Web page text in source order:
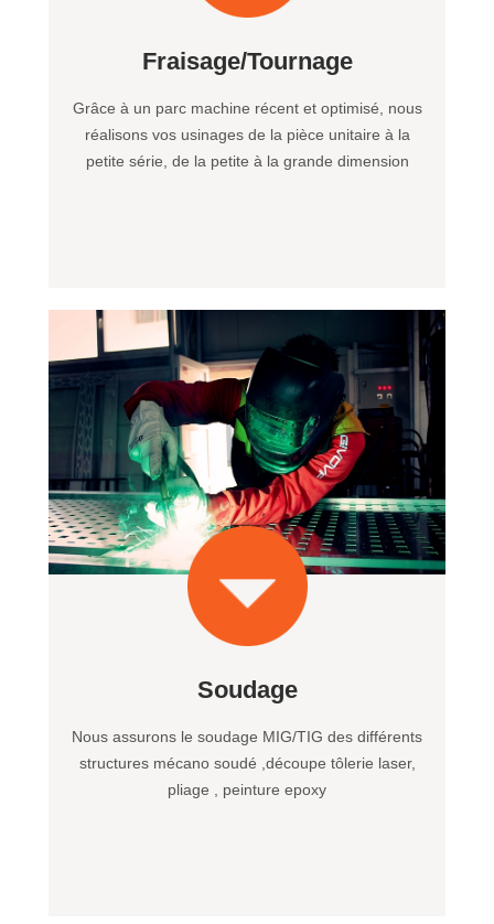
Fraisage/Tournage
Grâce à un parc machine récent et optimisé, nous
réalisons vos usinages de la pièce unitaire à la
petite série, de la petite à la grande dimension
Soudage
Nous assurons le soudage MIG/TIG des différents
structures mécano soudé ,découpe tôlerie laser,
pliage , peinture epoxy